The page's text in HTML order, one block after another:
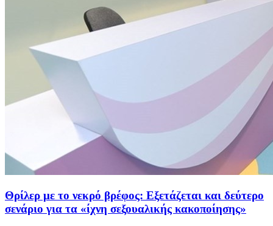
Θρίλερ με το νεκρό βρέφος: Εξετάζεται και δεύτερο
σενάριο για τα «ίχνη σεξουαλικής κακοποίησης»